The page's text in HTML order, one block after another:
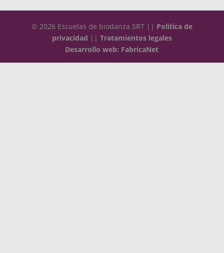
© 2026 Escuelas de biodanza SRT || Política de
privacidad || Tratamientos legales
Desarrollo web: FabricaNet